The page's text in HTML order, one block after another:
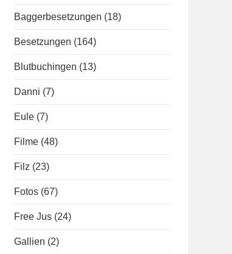
Baggerbesetzungen (18)
Besetzungen (164)
Blutbuchingen (13)
Danni (7)
Eule (7)
Filme (48)
Filz (23)
Fotos (67)
Free Jus (24)
Gallien (2)